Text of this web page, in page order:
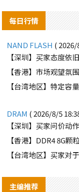
每日行情
NAND FLASH ( 2026/
【深圳】买家态度依
【香港】市场观望氛
DRAM ( 2026/8/5
【深圳】买家问价动
【香港】DDR4 8G
主编推荐